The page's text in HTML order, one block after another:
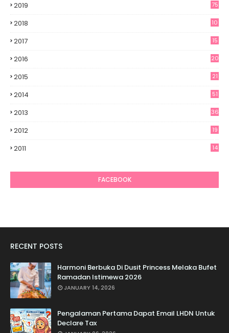
2019 75
2018 10
2017 15
2016 20
2015 21
2014 51
2013 36
2012
19
2011
14
FACEBOOK
RECENT POSTS
Harmoni Berbuka Di Dusit Princess Melaka Bufet
Ramadan Istimewa 2026
JANUARY 14, 2026
Pengalaman Pertama Dapat Email LHDN Untuk
Declare Tax